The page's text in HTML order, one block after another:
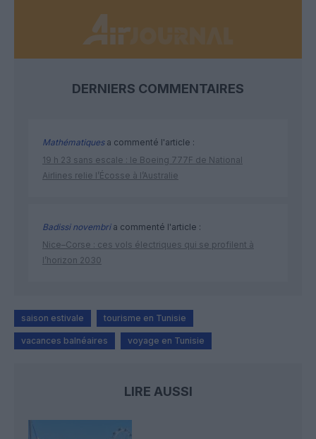
DERNIERS COMMENTAIRES
Mathématiquesa commenté l'article :
19 h 23 sans escale : le Boeing 777F de National
Airlines relie l’Écosse à l’Australie
Badissi novembria commenté l'article :
Nice–Corse : ces vols électriques qui se profilent à
l’horizon 2030
saison estivale tourisme en Tunisie
vacances balnéaires voyage en Tunisie
LIRE AUSSI